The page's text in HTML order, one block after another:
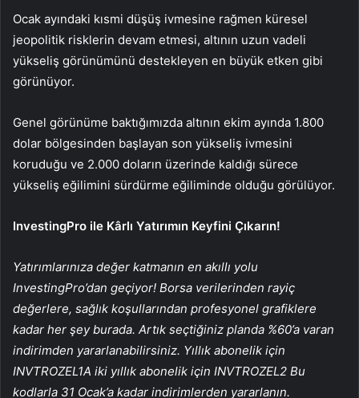
Ocak ayındaki kısmi düşüş ivmesine rağmen küresel
jeopolitik risklerin devam etmesi, altının uzun vadeli
yükseliş görünümünü destekleyen en büyük etken gibi
görünüyor.
Genel görünüme baktığımızda altının ekim ayında 1.800
dolar bölgesinden başlayan son yükseliş ivmesini
koruduğu ve 2.000 doların üzerinde kaldığı sürece
yükseliş eğilimini sürdürme eğiliminde olduğu görülüyor.
InvestingPro ile Kârlı Yatırımın Keyfini Çıkarın!
Yatırımlarınıza değer katmanın en akıllı yolu
InvestingPro’dan geçiyor! Borsa verilerinden rayiç
değerlere, sağlık koşullarından profesyonel grafiklere
kadar her şey burada. Artık seçtiğiniz planda %60’a varan
indirimden yararlanabilirsiniz. Yıllık abonelik için
INVTROZEL1A iki yıllık abonelik için INVTROZEL2 Bu
kodlarla 31 Ocak’a kadar indirimlerden yararlanın.